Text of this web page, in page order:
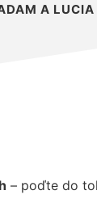
A LUCIA
– poďte do